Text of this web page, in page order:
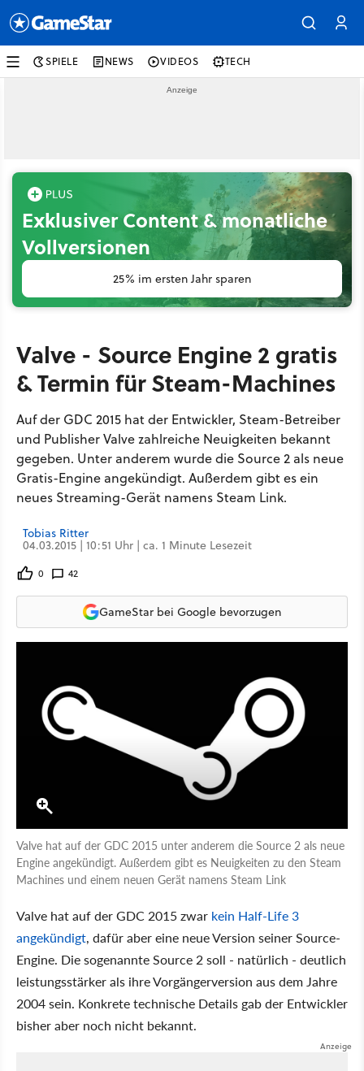
SPIELE NEWS VIDEOS TECH
Exklusiver Content & monatliche
Vollversionen
25% im ersten Jahr sparen
Valve - Source Engine 2 gratis
& Termin für Steam-Machines
Auf der GDC 2015 hat der Entwickler, Steam-Betreiber
und Publisher Valve zahlreiche Neuigkeiten bekannt
gegeben. Unter anderem wurde die Source 2 als neue
Gratis-Engine angekündigt. Außerdem gibt es ein
neues Streaming-Gerät namens Steam Link.
Tobias Ritter
04.03.2015 | 10:51 Uhr | ca. 1 Minute Lesezeit
0 42
GameStar bei Google bevorzugen
Valve hat auf der GDC 2015 unter anderem die Source 2 als neue
Engine angekündigt. Außerdem gibt es Neuigkeiten zu den Steam
Machines und einem neuen Gerät namens Steam Link
Valve hat auf der GDC 2015 zwar kein Half-Life 3
angekündigt, dafür aber eine neue Version seiner Source-
Engine. Die sogenannte Source 2 soll - natürlich - deutlich
leistungsstärker als ihre Vorgängerversion aus dem Jahre
2004 sein. Konkrete technische Details gab der Entwickler
bisher aber noch nicht bekannt.